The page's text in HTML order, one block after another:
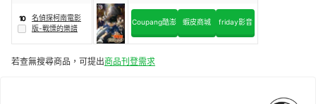
10
名偵探柯南電影
版-戰慄的樂譜
Coupang酷澎 蝦皮商城 friday影音
若查無搜尋商品，可提出商品刊登需求